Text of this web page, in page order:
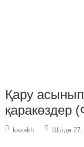
Қару
қаракөздер
kazakh Шілде 27,